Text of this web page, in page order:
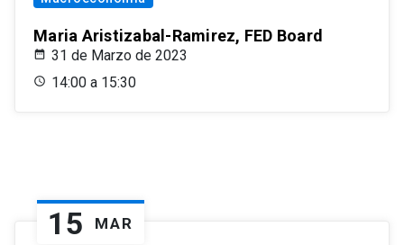
Maria Aristizabal-Ramirez, FED Board
31 de Marzo de 2023
14:00 a 15:30
15 MAR